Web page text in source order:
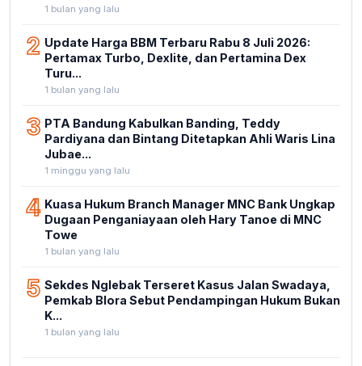
1 bulan yang lalu
2 Update Harga BBM Terbaru Rabu 8 Juli 2026:
Pertamax Turbo, Dexlite, dan Pertamina Dex
Turu...
1 bulan yang lalu
3 PTA Bandung Kabulkan Banding, Teddy
Pardiyana dan Bintang Ditetapkan Ahli Waris Lina
Jubae...
1 minggu yang lalu
4 Kuasa Hukum Branch Manager MNC Bank Ungkap
Dugaan Penganiayaan oleh Hary Tanoe di MNC
Towe
1 bulan yang lalu
5 Sekdes Nglebak Terseret Kasus Jalan Swadaya,
Pemkab Blora Sebut Pendampingan Hukum Bukan
K...
1 bulan yang lalu